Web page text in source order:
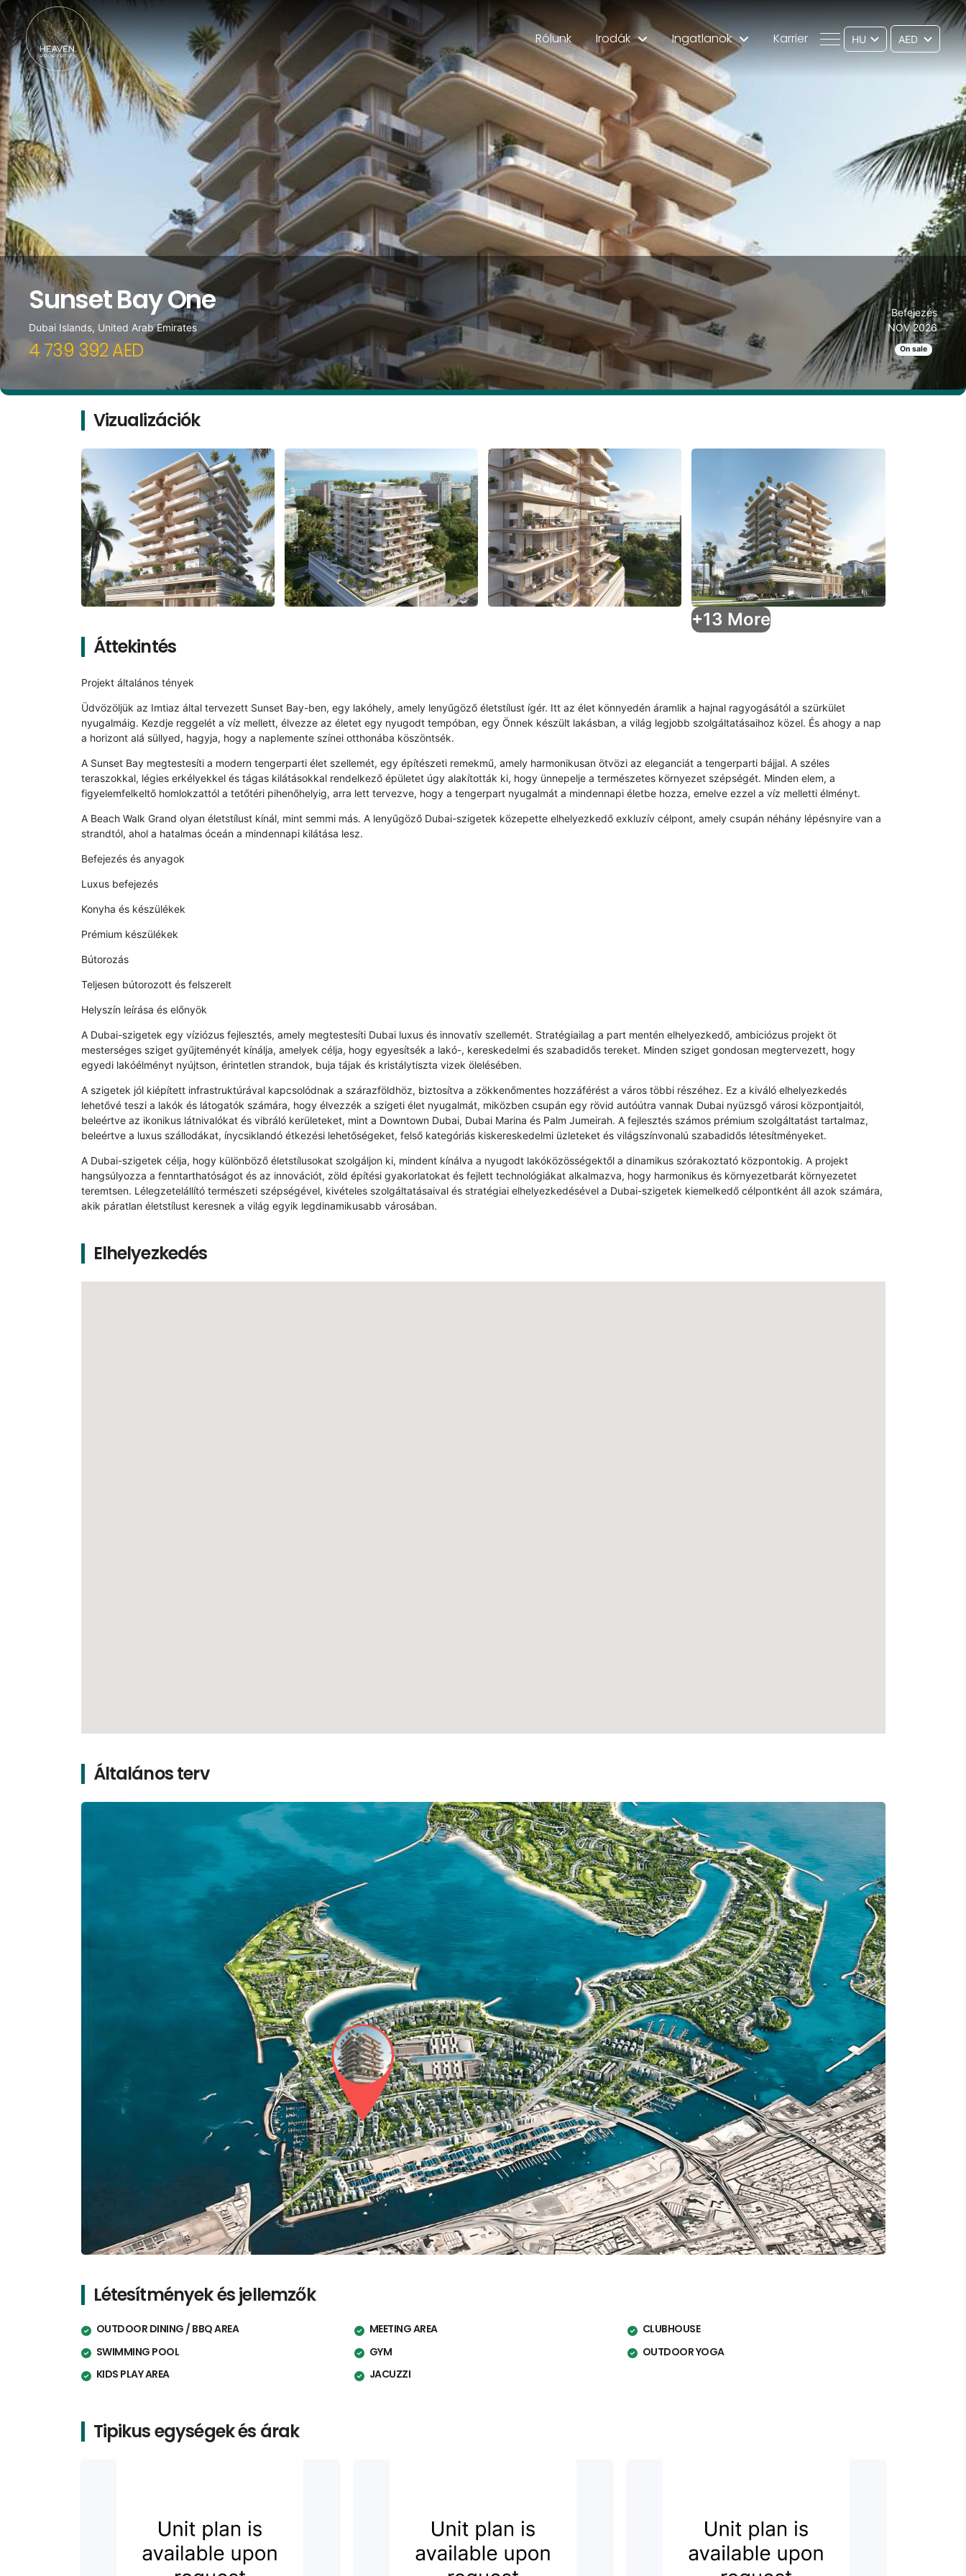
Rólunk Irodák Ingatlanok Karrier HU
Sunset Bay One
Dubai Islands, United Arab Emirates
4 739 392 AED
Befejezés
NOV 2026
On sale
Vizualizációk
+13 More
Áttekintés
Projekt általános tények
Üdvözöljük az Imtiaz által tervezett Sunset Bay-ben, egy lakóhely, amely lenyűgöző életstílust ígér. Itt az élet könnyedén áramlik a hajnal ragyogásától a szürkület
nyugalmáig. Kezdje reggelét a víz mellett, élvezze az életet egy nyugodt tempóban, egy Önnek készült lakásban, a világ legjobb szolgáltatásaihoz közel. És ahogy a nap
a horizont alá süllyed, hagyja, hogy a naplemente színei otthonába köszöntsék.
A Sunset Bay megtestesíti a modern tengerparti élet szellemét, egy építészeti remekmű, amely harmonikusan ötvözi az eleganciát a tengerparti bájjal. A széles
teraszokkal, légies erkélyekkel és tágas kilátásokkal rendelkező épületet úgy alakították ki, hogy ünnepelje a természetes környezet szépségét. Minden elem, a
figyelemfelkeltő homlokzattól a tetőtéri pihenőhelyig, arra lett tervezve, hogy a tengerpart nyugalmát a mindennapi életbe hozza, emelve ezzel a víz melletti élményt.
A Beach Walk Grand olyan életstílust kínál, mint semmi más. A lenyűgöző Dubai-szigetek közepette elhelyezkedő exkluzív célpont, amely csupán néhány lépésnyire van a
strandtól, ahol a hatalmas óceán a mindennapi kilátása lesz.
Befejezés és anyagok
Luxus befejezés
Konyha és készülékek
Prémium készülékek
Bútorozás
Teljesen bútorozott és felszerelt
Helyszín leírása és előnyök
A Dubai-szigetek egy víziózus fejlesztés, amely megtestesíti Dubai luxus és innovatív szellemét. Stratégiailag a part mentén elhelyezkedő, ambiciózus projekt öt
mesterséges sziget gyűjteményét kínálja, amelyek célja, hogy egyesítsék a lakó-, kereskedelmi és szabadidős tereket. Minden sziget gondosan megtervezett, hogy
egyedi lakóélményt nyújtson, érintetlen strandok, buja tájak és kristálytiszta vizek ölelésében.
A szigetek jól kiépített infrastruktúrával kapcsolódnak a szárazföldhöz, biztosítva a zökkenőmentes hozzáférést a város többi részéhez. Ez a kiváló elhelyezkedés
lehetővé teszi a lakók és látogatók számára, hogy élvezzék a szigeti élet nyugalmát, miközben csupán egy rövid autóútra vannak Dubai nyüzsgő városi központjaitól,
beleértve az ikonikus látnivalókat és vibráló kerületeket, mint a Downtown Dubai, Dubai Marina és Palm Jumeirah. A fejlesztés számos prémium szolgáltatást tartalmaz,
beleértve a luxus szállodákat, ínycsiklandó étkezési lehetőségeket, felső kategóriás kiskereskedelmi üzleteket és világszínvonalú szabadidős létesítményeket.
A Dubai-szigetek célja, hogy különböző életstílusokat szolgáljon ki, mindent kínálva a nyugodt lakóközösségektől a dinamikus szórakoztató központokig. A projekt
hangsúlyozza a fenntarthatóságot és az innovációt, zöld építési gyakorlatokat és fejlett technológiákat alkalmazva, hogy harmonikus és környezetbarát környezetet
teremtsen. Lélegzetelállító természeti szépségével, kivételes szolgáltatásaival és stratégiai elhelyezkedésével a Dubai-szigetek kiemelkedő célpontként áll azok számára,
akik páratlan életstílust keresnek a világ egyik legdinamikusabb városában.
Elhelyezkedés
Általános terv
Létesítmények és jellemzők
OUTDOOR DINING / BBQ AREA MEETING AREA
CLUBHOUSE
SWIMMING POOL
GYM
OUTDOOR YOGA
KIDS PLAY AREA
JACUZZI
Tipikus egységek és árak